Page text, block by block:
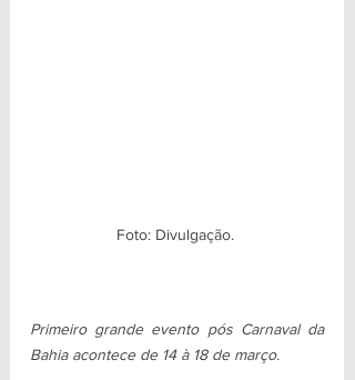
Foto: Divulgação.
Primeiro grande evento pós Carnaval da
Bahia acontece de 14 à 18 de março.